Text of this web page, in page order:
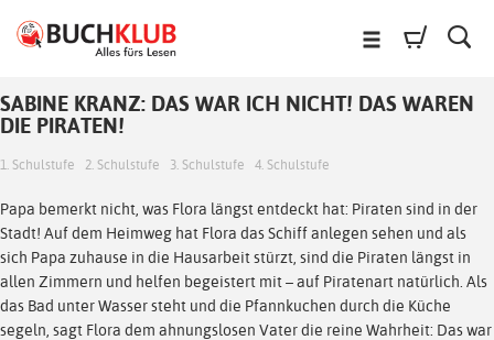
SABINE KRANZ: DAS WAR ICH NICHT! DAS WAREN
DIE PIRATEN!
1. Schulstufe 2. Schulstufe 3. Schulstufe 4. Schulstufe
Papa bemerkt nicht, was Flora längst entdeckt hat: Piraten sind in der
Stadt! Auf dem Heimweg hat Flora das Schiff anlegen sehen und als
sich Papa zuhause in die Hausarbeit stürzt, sind die Piraten längst in
allen Zimmern und helfen begeistert mit – auf Piratenart natürlich. Als
das Bad unter Wasser steht und die Pfannkuchen durch die Küche
segeln, sagt Flora dem ahnungslosen Vater die reine Wahrheit: Das war